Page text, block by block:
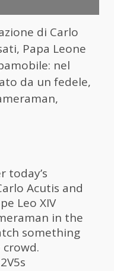
di Carlo
Papa Leone
nel
da un fedele,
today’s
Acutis and
Leo XIV
in the
something